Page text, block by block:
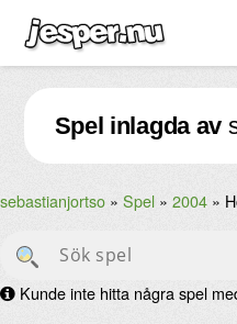
Spel ↓
Bilder ↓
Forum ↓
Länkar
Videos
Blandat ↓
Spel inlagda av
sebastianjortso Spel 2004
Kunde inte hitta några spel